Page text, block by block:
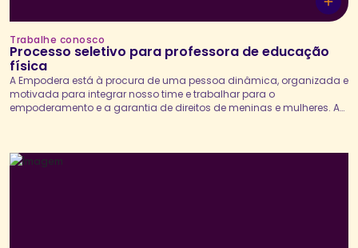
Trabalhe conosco
Processo seletivo para professora de educação
física
A Empodera está à procura de uma pessoa dinâmica, organizada e
motivada para integrar nosso time e trabalhar para o
empoderamento e a garantia de direitos de meninas e mulheres. A
jogos, atividades...